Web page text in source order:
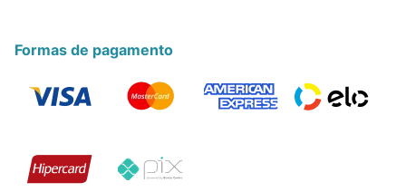
Formas de pagamento